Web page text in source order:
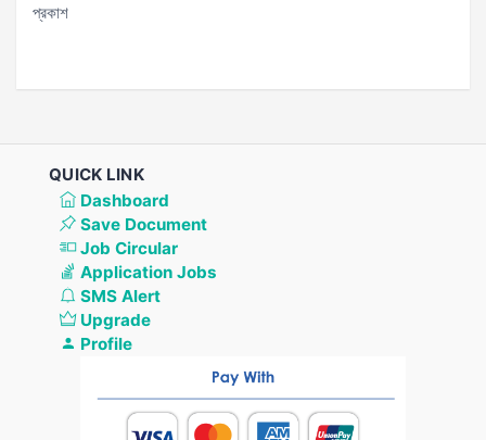
QUICK LINK
Dashboard
Save Document
Job Circular
Application Jobs
SMS Alert
Upgrade
Profile